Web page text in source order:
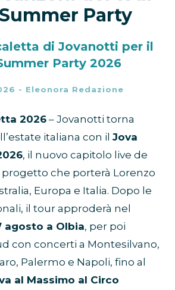
Party
di Jovanotti per il
Party 2026
- Eleonora Redazione
2026 – Jovanotti torna
italiana con il Jova
, il nuovo capitolo live de
progetto che porterà Lorenzo
Europa e Italia. Dopo le
il tour approderà nel
agosto a Olbia, per poi
con concerti a Montesilvano,
Palermo e Napoli, fino al
al Massimo al Circo